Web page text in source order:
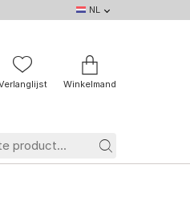
NL
DE
NL
BE
FR
Winkelmand